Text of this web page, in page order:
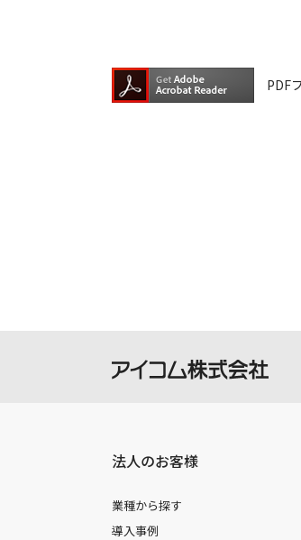
ウェアデータの書換
本サービスは、予告
PDF
法人のお客様
業種から探す
導入事例